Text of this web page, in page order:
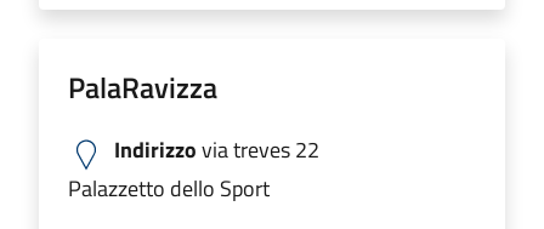
PalaRavizza
Indirizzovia treves 22
Palazzetto dello Sport